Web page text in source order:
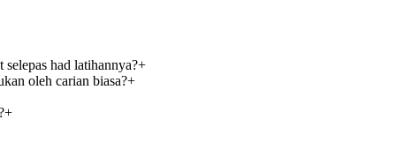
had latihannya?+
oleh carian biasa?+
+